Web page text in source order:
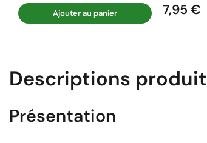
Ajouter au panier Prix
7,95 €
Descriptions produit
Présentation